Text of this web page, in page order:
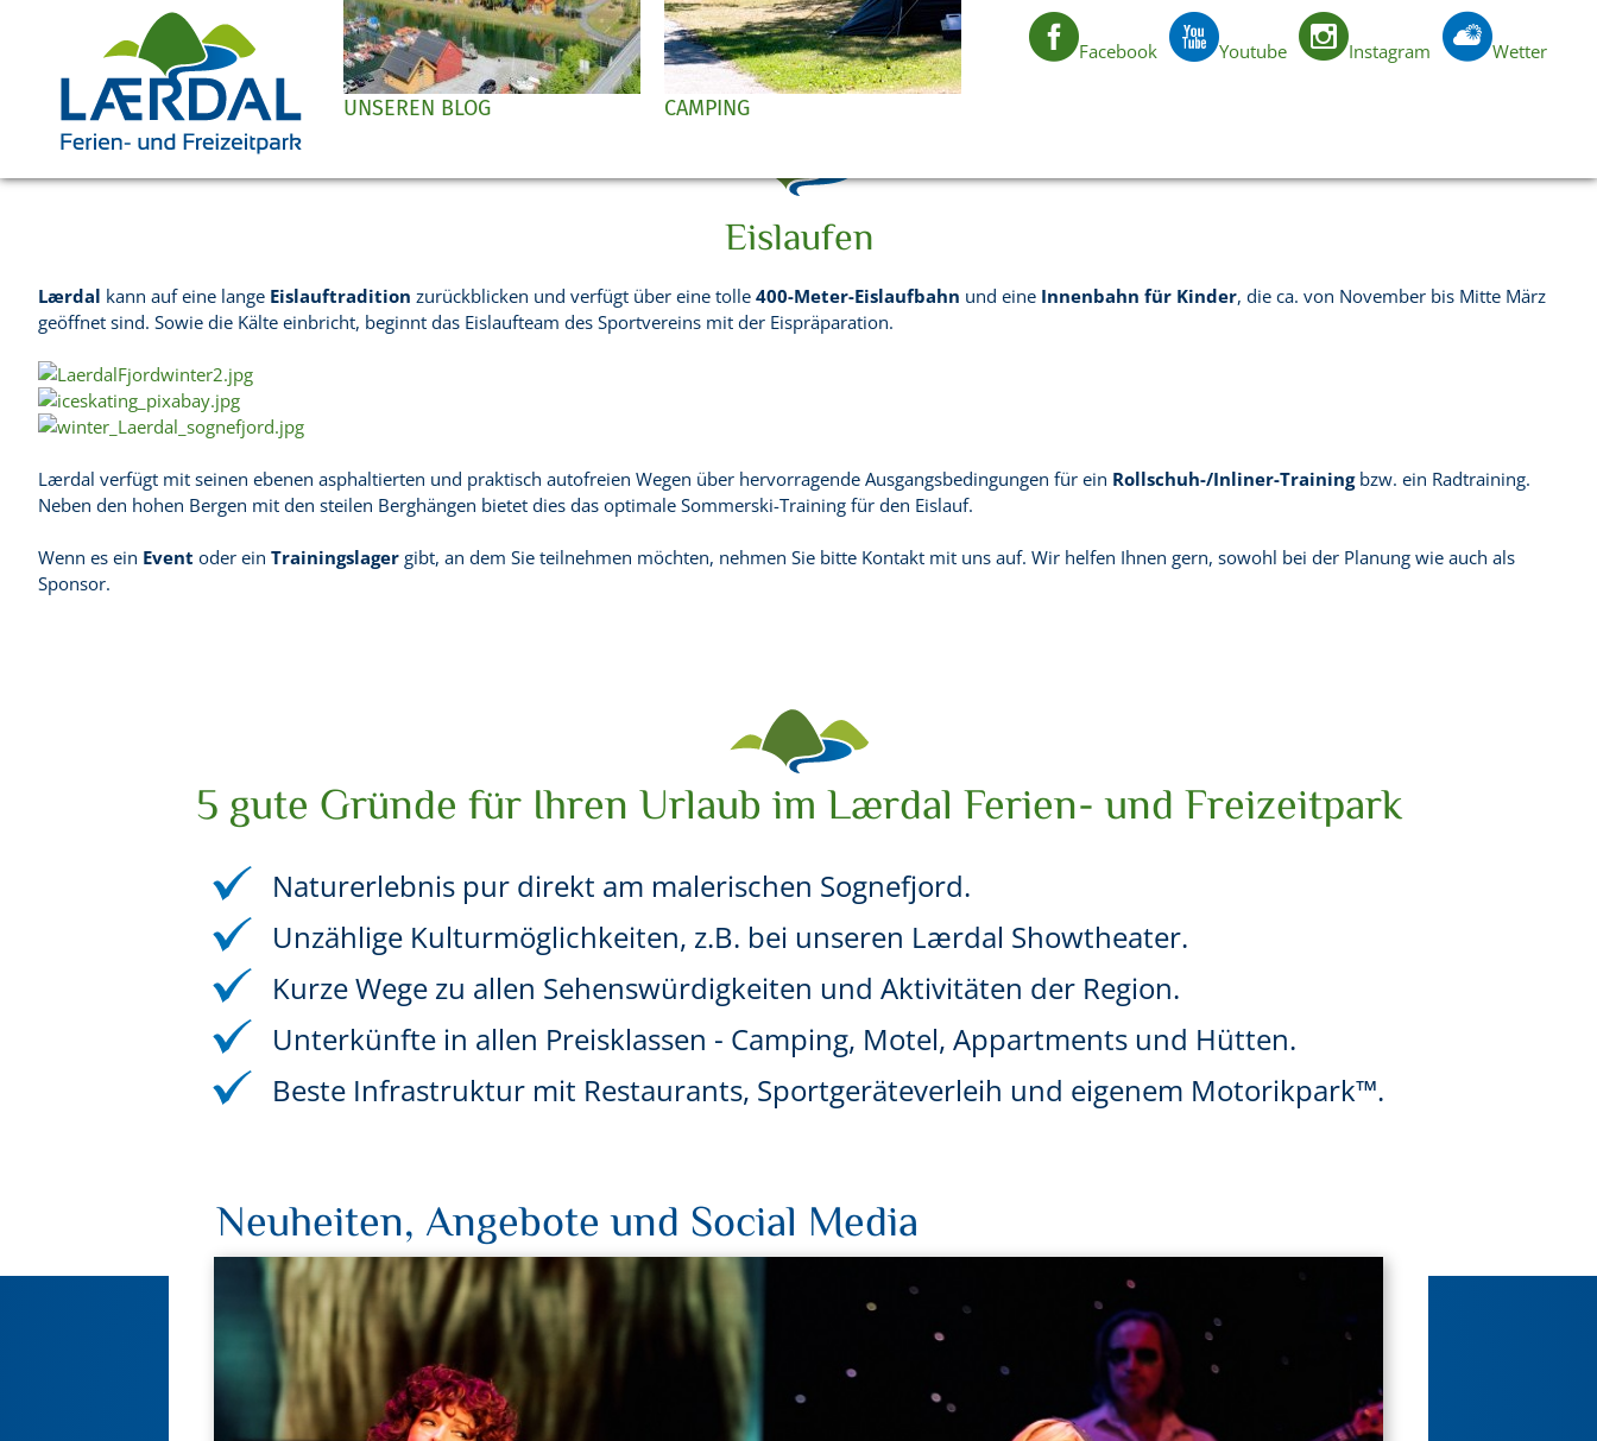
Facebook Youtube Instagram Wetter
UNSEREN BLOG CAMPING
Eislaufen
Lærdal kann auf eine lange Eislauftradition zurückblicken und verfügt über eine tolle 400-Meter-Eislaufbahn und eine Innenbahn für Kinder, die ca. von November bis Mitte März
geöffnet sind. Sowie die Kälte einbricht, beginnt das Eislaufteam des Sportvereins mit der Eispräparation.
Lærdal verfügt mit seinen ebenen asphaltierten und praktisch autofreien Wegen über hervorragende Ausgangsbedingungen für ein Rollschuh-/Inliner-Trainingbzw. ein Radtraining.
Neben den hohen Bergen mit den steilen Berghängen bietet dies das optimale Sommerski-Training für den Eislauf.
Wenn es ein Event oder ein Trainingslager gibt, an dem Sie teilnehmen möchten, nehmen Sie bitte Kontakt mit uns auf. Wir helfen Ihnen gern, sowohl bei der Planung wie auch als
Sponsor.
5 gute Gründe für Ihren Urlaub im Lærdal Ferien- und Freizeitpark
Naturerlebnis pur direkt am malerischen Sognefjord.
Unzählige Kulturmöglichkeiten, z.B. bei unseren Lærdal Showtheater.
Kurze Wege zu allen Sehenswürdigkeiten und Aktivitäten der Region.
Unterkünfte in allen Preisklassen - Camping, Motel, Appartments und Hütten.
Beste Infrastruktur mit Restaurants, Sportgeräteverleih und eigenem Motorikpark™.
Neuheiten, Angebote und Social Media